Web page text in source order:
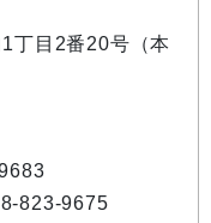
丁目2番20号（本
823-9675